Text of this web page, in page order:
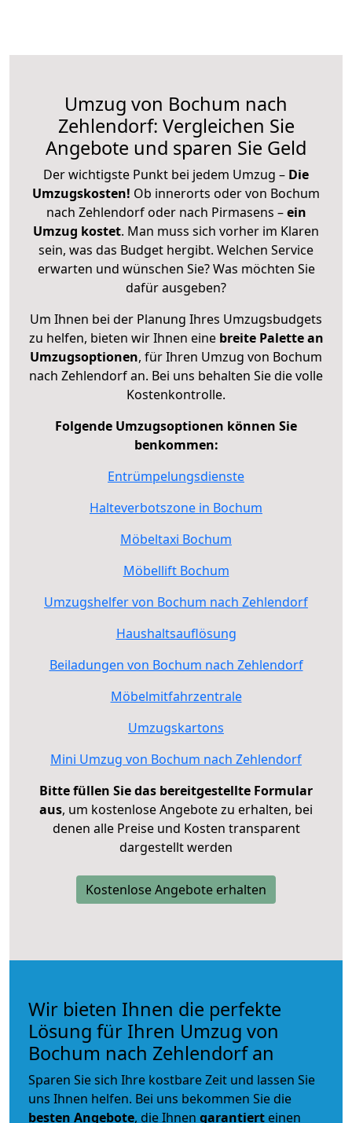
Umzug von Bochum nach
Zehlendorf: Vergleichen Sie
Angebote und sparen Sie Geld
Der wichtigste Punkt bei jedem Umzug – Die
Umzugskosten! Ob innerorts oder von Bochum
nach Zehlendorf oder nach Pirmasens –ein
Umzug kostet. Man muss sich vorher im Klaren
sein, was das Budget hergibt. Welchen Service
erwarten und wünschen Sie? Was möchten Sie
dafür ausgeben?
Um Ihnen bei der Planung Ihres Umzugsbudgets
zu helfen, bieten wir Ihnen eine breite Palette an
Umzugsoptionen, für Ihren Umzug von Bochum
nach Zehlendorf an. Bei uns behalten Sie die volle
Kostenkontrolle.
Folgende Umzugsoptionen können Sie
benkommen:
Entrümpelungsdienste
Halteverbotszone in Bochum
Möbeltaxi Bochum
Möbellift Bochum
Umzugshelfer von Bochum nach Zehlendorf
Haushaltsauflösung
Beiladungen von Bochum nach Zehlendorf
Möbelmitfahrzentrale
Umzugskartons
Mini Umzug von Bochum nach Zehlendorf
Bitte füllen Sie das bereitgestellte Formular
aus, um kostenlose Angebote zu erhalten, bei
denen alle Preise und Kosten transparent
dargestellt werden
Kostenlose Angebote erhalten
Wir bieten Ihnen die perfekte
Lösung für Ihren Umzug von
Bochum nach Zehlendorf an
Sparen Sie sich Ihre kostbare Zeit und lassen Sie
uns Ihnen helfen. Bei uns bekommen Sie die
besten Angebote, die Ihnen garantiert einen